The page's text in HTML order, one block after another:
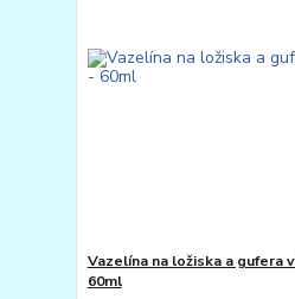
Vazelína na ložiska a gufera
60ml